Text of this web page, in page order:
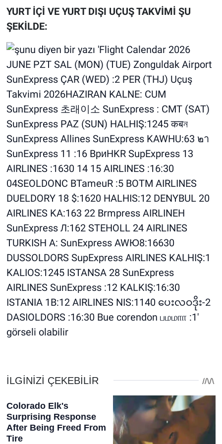
YURT İÇİ VE YURT DIŞI UÇUŞ TAKVİMİ ŞU
ŞEKİLDE: